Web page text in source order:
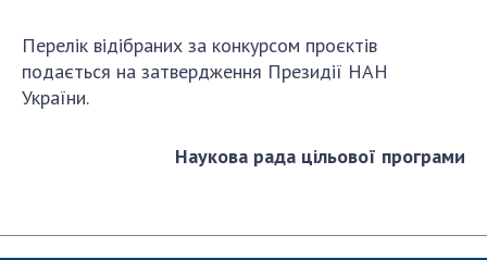
Перелік відібраних за конкурсом проєктів
подається на затвердження Президії НАН
України.
Наукова рада цільової програми